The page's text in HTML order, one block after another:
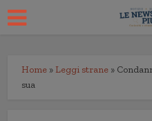
Home » Leggi strane »
sua